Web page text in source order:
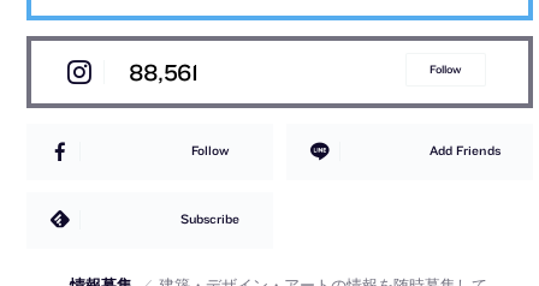
88,561 Follow
Follow Add Friends
Subscribe